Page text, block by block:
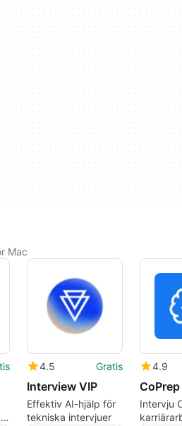
Mac
4.5 Gratis
Interview VIP
Effektiv AI-hjälp för
tekniska intervjuer
4.9
CoPrep
Intervju